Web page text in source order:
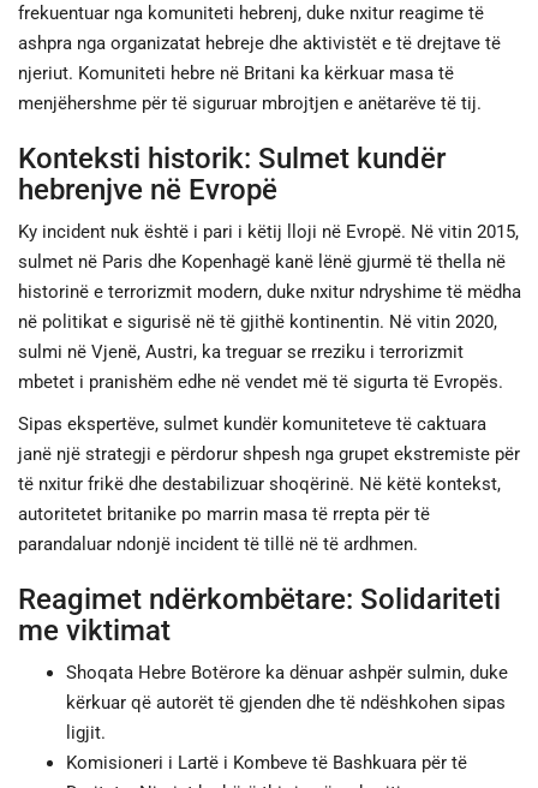
frekuentuar nga komuniteti hebrenj, duke nxitur reagime të
ashpra nga organizatat hebreje dhe aktivistët e të drejtave të
njeriut. Komuniteti hebre në Britani ka kërkuar masa të
menjëhershme për të siguruar mbrojtjen e anëtarëve të tij.
Konteksti historik: Sulmet kundër
hebrenjve në Evropë
Ky incident nuk është i pari i këtij lloji në Evropë. Në vitin 2015,
sulmet në Paris dhe Kopenhagë kanë lënë gjurmë të thella në
historinë e terrorizmit modern, duke nxitur ndryshime të mëdha
në politikat e sigurisë në të gjithë kontinentin. Në vitin 2020,
sulmi në Vjenë, Austri, ka treguar se rreziku i terrorizmit
mbetet i pranishëm edhe në vendet më të sigurta të Evropës.
Sipas ekspertëve, sulmet kundër komuniteteve të caktuara
janë një strategji e përdorur shpesh nga grupet ekstremiste për
të nxitur frikë dhe destabilizuar shoqërinë. Në këtë kontekst,
autoritetet britanike po marrin masa të rrepta për të
parandaluar ndonjë incident të tillë në të ardhmen.
Reagimet ndërkombëtare: Solidariteti
me viktimat
Shoqata Hebre Botërore ka dënuar ashpër sulmin, duke
kërkuar që autorët të gjenden dhe të ndëshkohen sipas
ligjit.
Komisioneri i Lartë i Kombeve të Bashkuara për të